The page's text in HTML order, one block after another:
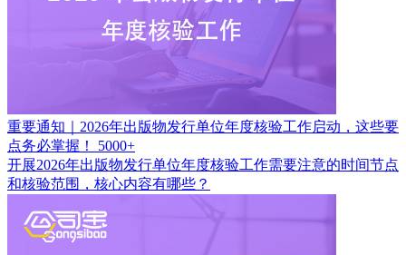
重要通知｜2026年出版物发行单位年度核验工作启动，这些要
点务必掌握！
5000+
开展2026年出版物发行单位年度核验工作需要注意的时间节点
和核验范围，核心内容有哪些？